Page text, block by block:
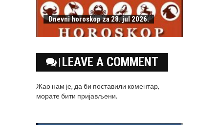
Dnevni horoskop za 28. jul 2026.
LEAVE A COMMENT
Жао нам је, да би поставили коментар,
моратебити пријављени.